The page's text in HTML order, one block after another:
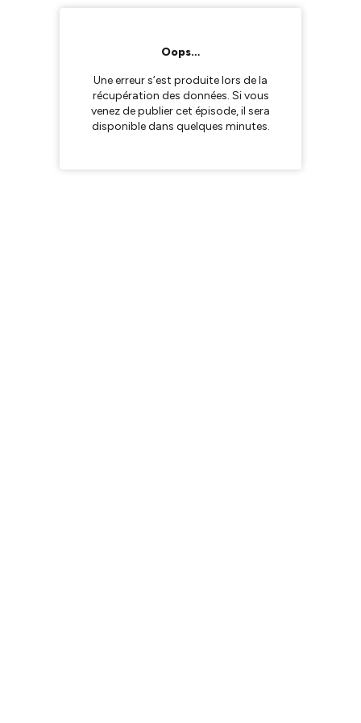
Oops…
Une erreur s’est produite lors de la
récupération des données. Si vous
venez de publier cet épisode, il sera
disponible dans quelques minutes.